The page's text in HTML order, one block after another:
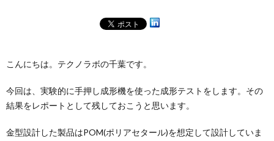
こんにちは。テクノラボの千葉です。
今回は、実験的に手押し成形機を使った成形テストをします。その
結果をレポートとして残しておこうと思います。
金型設計した製品はPOM(ポリアセタール)を想定して設計していま